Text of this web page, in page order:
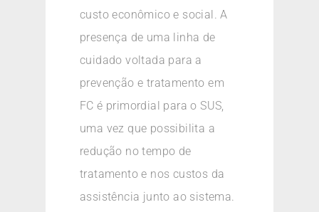
custo econômico e social. A
presença de uma linha de
cuidado voltada para a
prevenção e tratamento em
FC é primordial para o SUS,
uma vez que possibilita a
redução no tempo de
tratamento e nos custos da
assistência junto ao sistema.